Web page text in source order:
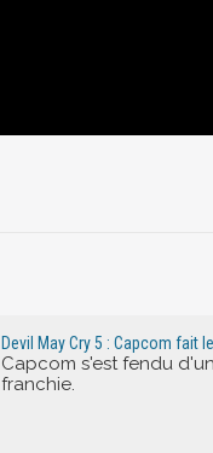
Devil May Cry 5 : Capcom fait
Capcom s'est fendu
franchie.